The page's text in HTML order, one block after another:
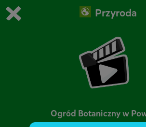
Grasz w wersję
Kup teraz!
0 1
Przyroda
Ogród Botaniczny w